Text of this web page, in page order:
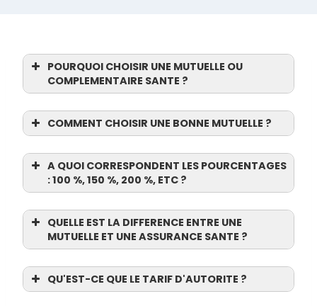
POURQUOI CHOISIR UNE MUTUELLE OU
COMPLEMENTAIRE SANTE ?
COMMENT CHOISIR UNE BONNE MUTUELLE ?
A QUOI CORRESPONDENT LES POURCENTAGES
: 100 %, 150 %, 200 %, ETC ?
QUELLE EST LA DIFFERENCE ENTRE UNE
MUTUELLE ET UNE ASSURANCE SANTE ?
QU'EST-CE QUE LE TARIF D'AUTORITE ?